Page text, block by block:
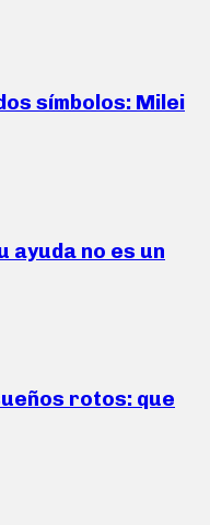
símbolos: Milei
ayuda no es un
rotos: que